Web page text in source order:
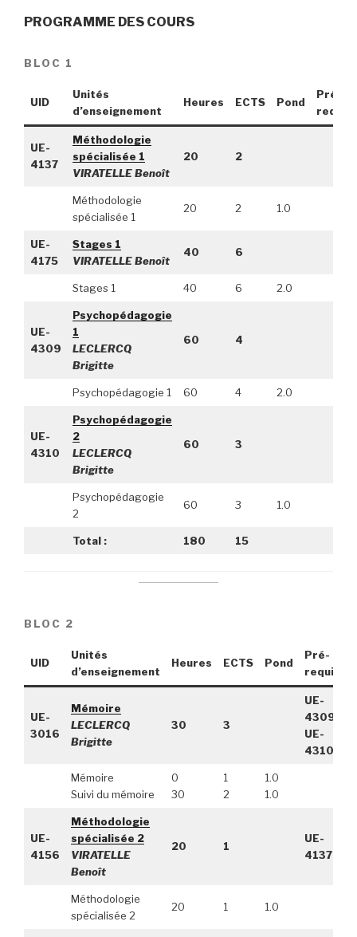
PROGRAMME DES COURS
BLOC 1
UID
Unités
d’enseignement
Heures ECTS Pond
Pré-
requis
UE-
4137
Méthodologie
spécialisée 1
VIRATELLE Benoît
20 2
Méthodologie
spécialisée 1
20 2 1.0
UE-
4175
Stages 1
VIRATELLE Benoît
40 6
Stages 1 40 6 2.0
UE-
4309
Psychopédagogie
1
LECLERCQ
Brigitte
60 4
Psychopédagogie 1 60 4 2.0
UE-
4310
Psychopédagogie
2
LECLERCQ
Brigitte
60 3
Psychopédagogie
2
60 3 1.0
Total : 180 15
BLOC 2
UID
Unités
d’enseignement
Heures ECTS Pond
Pré-
requis
UE-
3016
Mémoire
LECLERCQ
Brigitte
30 3
UE-
4309,
UE-
4310
Mémoire
Suivi du mémoire
0
30
1
2
1.0
1.0
UE-
4156
Méthodologie
spécialisée 2
VIRATELLE
Benoît
20 1
UE-
4137
Méthodologie
spécialisée 2
20 1 1.0